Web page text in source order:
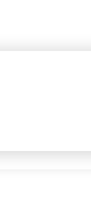
yang dicari